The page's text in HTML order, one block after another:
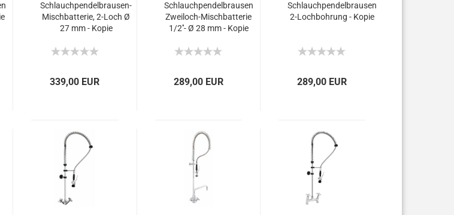
Schlauchpendelbrausen-
Mischbatterie, 2-Loch Ø
27 mm - Kopie
339,00 EUR
Schlauchpendelbrausen
Zweiloch-Mischbatterie
1/2''- Ø 28 mm - Kopie
289,00 EUR
Schlauchpendelbrausen
2-Lochbohrung - Kopie
289,00 EUR